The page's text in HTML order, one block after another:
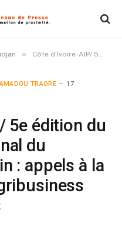
» Côte d’Ivoire-AIP/ 5e édition du Forum international du leadership féminin : appels à la promotion de l’agribusiness chez les femmes entrepreneures
TRAORE 17
5e édition du
du
: appels à la